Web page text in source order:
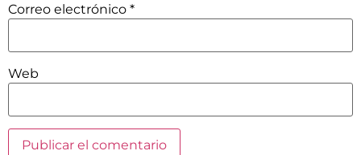
Correo electrónico *
Web